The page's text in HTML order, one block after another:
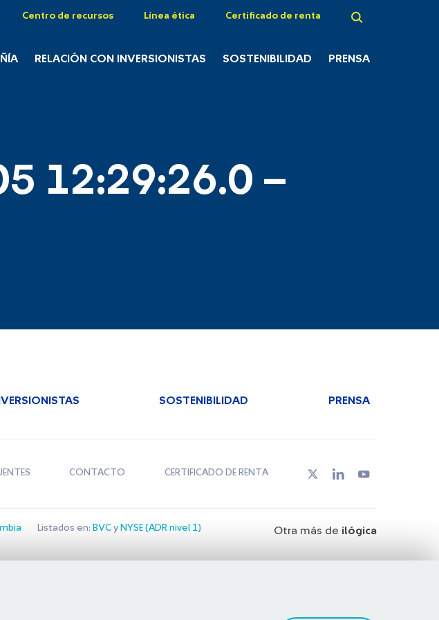
Centro de recursos Línea ética Certificado de renta
RELACIÓN CON INVERSIONISTAS SOSTENIBILIDAD PRENSA
12:29:26.0 –
SOSTENIBILIDAD PRENSA
CONTACTO CERTIFICADO DE RENTA
Listados en: BVCy NYSE (ADR nivel 1) Otra más de ilógica